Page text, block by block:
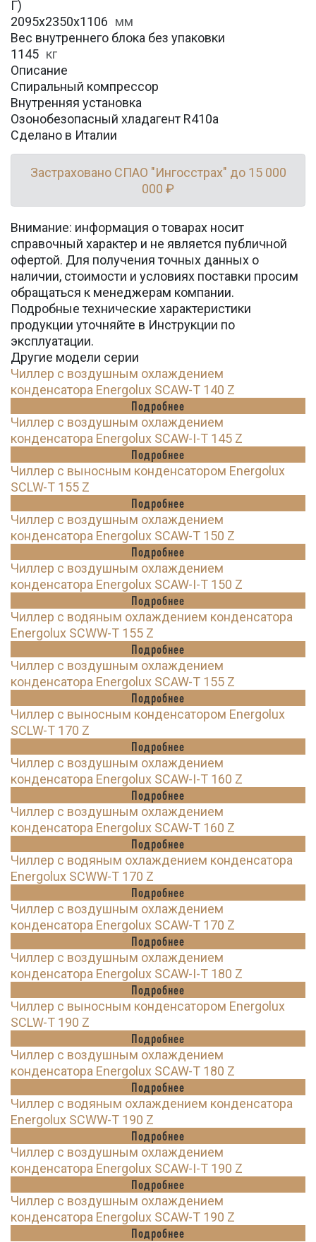
Г)
2095x2350x1106 мм
Вес внутреннего блока без упаковки
1145 кг
Описание
Спиральный компрессор
Внутренняя установка
Озонобезопасный хладагент R410a
Сделано в Италии
Застраховано СПАО "Ингосстрах" до 15 000
000 ₽
Внимание: информация о товарах носит
справочный характер и не является публичной
офертой. Для получения точных данных о
наличии, стоимости и условиях поставки просим
обращаться к менеджерам компании.
Подробные технические характеристики
продукции уточняйте в Инструкции по
эксплуатации.
Другие модели серии
Чиллер с воздушным охлаждением
конденсатора Energolux SCAW-T 140 Z
Подробнее
Чиллер с воздушным охлаждением
конденсатора Energolux SCAW-I-T 145 Z
Подробнее
Чиллер с выносным конденсатором Energolux
SCLW-T 155 Z
Подробнее
Чиллер с воздушным охлаждением
конденсатора Energolux SCAW-T 150 Z
Подробнее
Чиллер с воздушным охлаждением
конденсатора Energolux SCAW-I-T 150 Z
Подробнее
Чиллер с водяным охлаждением конденсатора
Energolux SCWW-T 155 Z
Подробнее
Чиллер с воздушным охлаждением
конденсатора Energolux SCAW-T 155 Z
Подробнее
Чиллер с выносным конденсатором Energolux
SCLW-T 170 Z
Подробнее
Чиллер с воздушным охлаждением
конденсатора Energolux SCAW-I-T 160 Z
Подробнее
Чиллер с воздушным охлаждением
конденсатора Energolux SCAW-T 160 Z
Подробнее
Чиллер с водяным охлаждением конденсатора
Energolux SCWW-T 170 Z
Подробнее
Чиллер с воздушным охлаждением
конденсатора Energolux SCAW-T 170 Z
Подробнее
Чиллер с воздушным охлаждением
конденсатора Energolux SCAW-I-T 180 Z
Подробнее
Чиллер с выносным конденсатором Energolux
SCLW-T 190 Z
Подробнее
Чиллер с воздушным охлаждением
конденсатора Energolux SCAW-T 180 Z
Подробнее
Чиллер с водяным охлаждением конденсатора
Energolux SCWW-T 190 Z
Подробнее
Чиллер с воздушным охлаждением
конденсатора Energolux SCAW-I-T 190 Z
Подробнее
Чиллер с воздушным охлаждением
конденсатора Energolux SCAW-T 190 Z
Подробнее